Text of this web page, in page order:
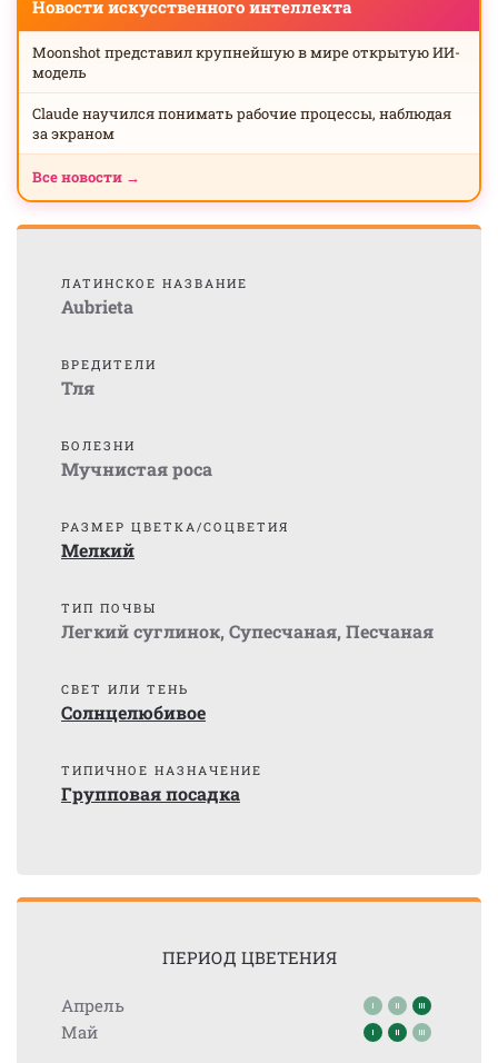
Новости искусственного интеллекта
Moonshot представил крупнейшую в мире открытую ИИ-
модель
Claude научился понимать рабочие процессы, наблюдая
за экраном
Все новости →
ЛАТИНСКОЕ НАЗВАНИЕ
Aubrieta
ВРЕДИТЕЛИ
Тля
БОЛЕЗНИ
Мучнистая роса
РАЗМЕР ЦВЕТКА/СОЦВЕТИЯ
Мелкий
ТИП ПОЧВЫ
Легкий суглинок, Супесчаная, Песчаная
СВЕТ ИЛИ ТЕНЬ
Солнцелюбивое
ТИПИЧНОЕ НАЗНАЧЕНИЕ
Групповая посадка
ПЕРИОД ЦВЕТЕНИЯ
Апрель
Май